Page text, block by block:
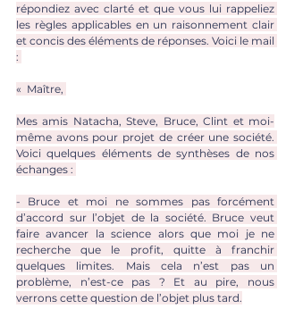
répondiez avec clarté et que vous lui rappeliez
les règles applicables en un raisonnement clair
et concis des éléments de réponses. Voici le mail
:
«  Maître,
Mes amis Natacha, Steve, Bruce, Clint et moi-
même avons pour projet de créer une société.
Voici quelques éléments de synthèses de nos
échanges :
- Bruce et moi ne sommes pas forcément
d’accord sur l’objet de la société. Bruce veut
faire avancer la science alors que moi je ne
recherche que le profit, quitte à franchir
quelques limites. Mais cela n’est pas un
problème, n’est-ce pas ? Et au pire, nous
verrons cette question de l’objet plus tard.